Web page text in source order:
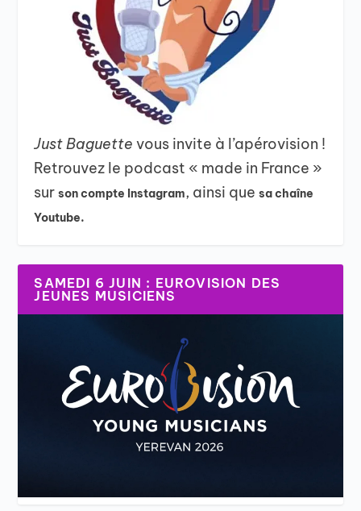
Just Baguettevous invite à l’apérovision !
Retrouvez le podcast « made in France »
surson compte Instagram, ainsi quesa chaîne
Youtube.
SAMEDI 6 JUIN : EUROVISION DES
JEUNES MUSICIENS